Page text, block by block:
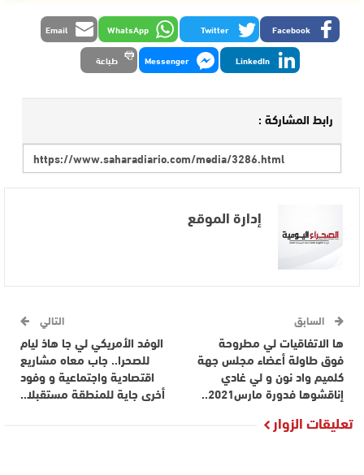
Facebook
Twitter
WhatsApp
Email
LinkedIn
Messenger طباعة
رابط المشاركة :
إدارة الموقع
السابق
ها الاتفاقيات لي مطروحة
فوق طاولة أعضاء مجلس جهة
كلميم واد نون و لي غادي
إناقشوها فدورة مارس2021..
التالي
الوفد الأمريكي لي جا هاذ ليام
للصحرا.. جاب معاه مشاريع
اقتصادية واجتماعية و وفود
أخرى جاية للمنطقة مستقبلا..
تعليقات الزوار